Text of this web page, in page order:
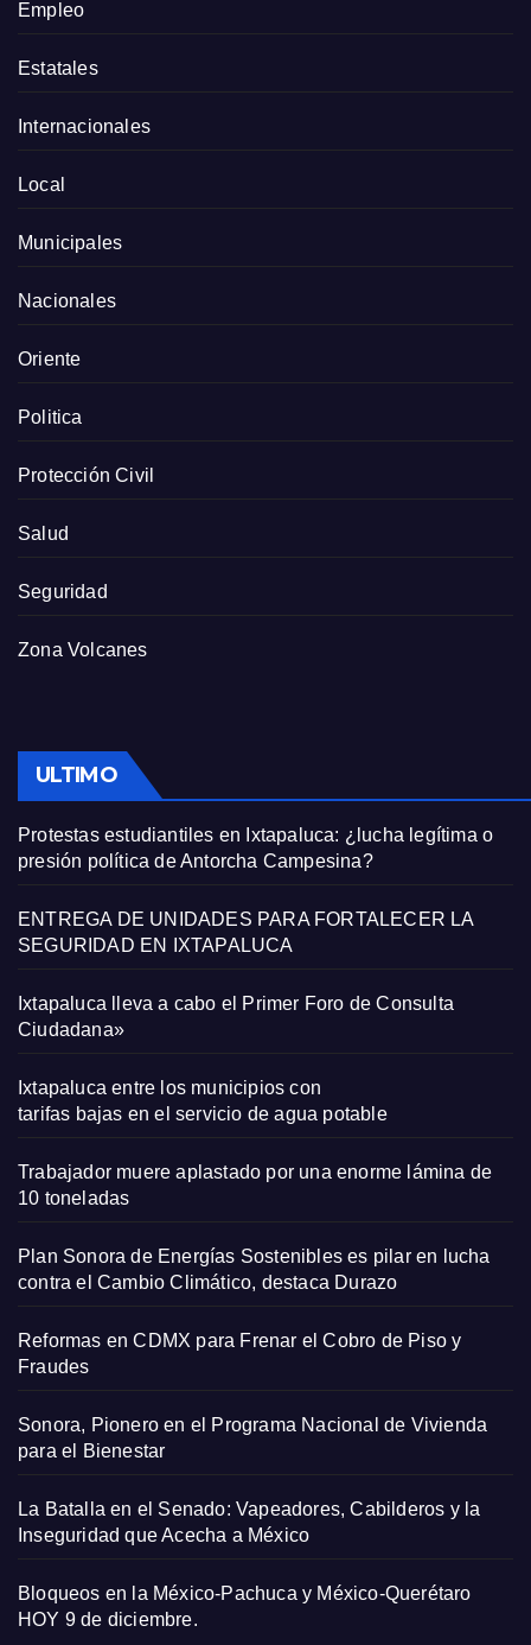
Empleo
Estatales
Internacionales
Local
Municipales
Nacionales
Oriente
Politica
Protección Civil
Salud
Seguridad
Zona Volcanes
ULTIMO
Protestas estudiantiles en Ixtapaluca: ¿lucha legítima o
presión política de Antorcha Campesina?
ENTREGA DE UNIDADES PARA FORTALECER LA
SEGURIDAD EN IXTAPALUCA
Ixtapaluca lleva a cabo el Primer Foro de Consulta
Ciudadana»
Ixtapaluca entre los municipios con
tarifas bajas en el servicio de agua potable
Trabajador muere aplastado por una enorme lámina de
10 toneladas
Plan Sonora de Energías Sostenibles es pilar en lucha
contra el Cambio Climático, destaca Durazo
Reformas en CDMX para Frenar el Cobro de Piso y
Fraudes
Sonora, Pionero en el Programa Nacional de Vivienda
para el Bienestar
La Batalla en el Senado: Vapeadores, Cabilderos y la
Inseguridad que Acecha a México
Bloqueos en la México-Pachuca y México-Querétaro
HOY 9 de diciembre.